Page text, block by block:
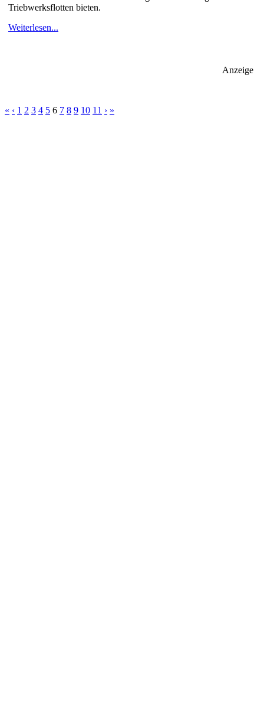
Triebwerksflotten bieten.
Weiterlesen...
Anzeige
« ‹ 1 2 3 4 5 6 7 8 9 10 11 › »